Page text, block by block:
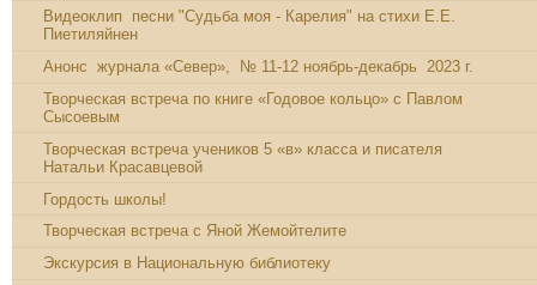
Видеоклип песни "Судьба моя - Карелия" на стихи Е.Е.
Пиетиляйнен
Анонс журнала «Север», № 11-12 ноябрь-декабрь 2023 г.
Творческая встреча по книге «Годовое кольцо» с Павлом
Сысоевым
Творческая встреча учеников 5 «в» класса и писателя
Натальи Красавцевой
Гордость школы!
Творческая встреча с Яной Жемойтелите
Экскурсия в Национальную библиотеку